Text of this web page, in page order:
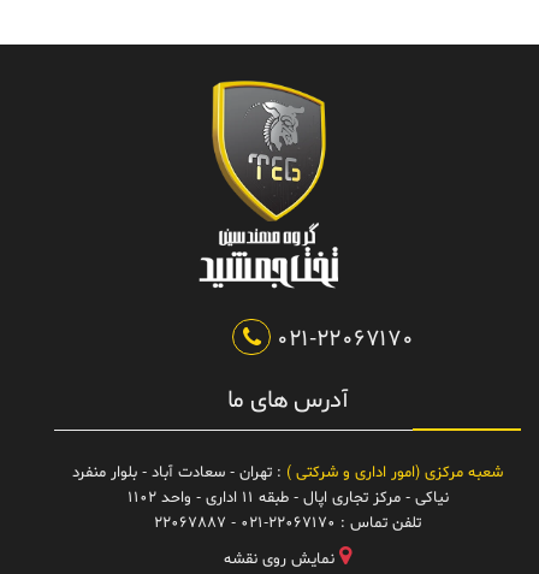
021-22067170
آدرس های ما
شعبه مرکزی (امور اداری و شرکتی ) : تهران - سعادت آباد - بلوار منفرد
نیاکی - مرکز تجاری اپال - طبقه 11 اداری - واحد 1102
تلفن تماس : 021-22067170 - 22067887
نمایش روی نقشه